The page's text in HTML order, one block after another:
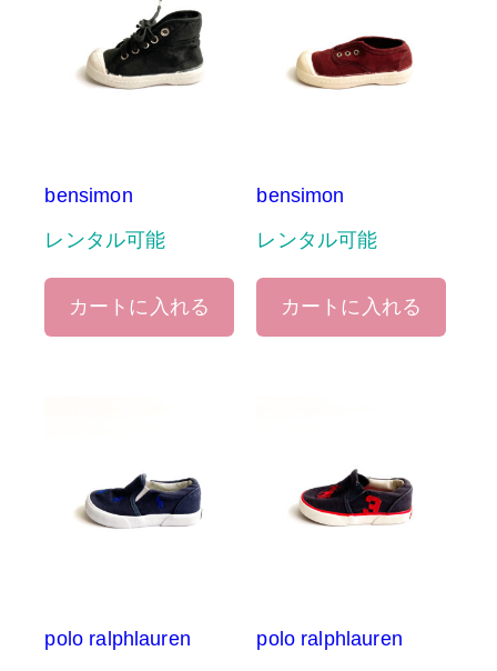
bensimon
レンタル可能
カートに入れる
bensimon
レンタル可能
カートに入れる
polo ralphlauren
polo ralphlauren